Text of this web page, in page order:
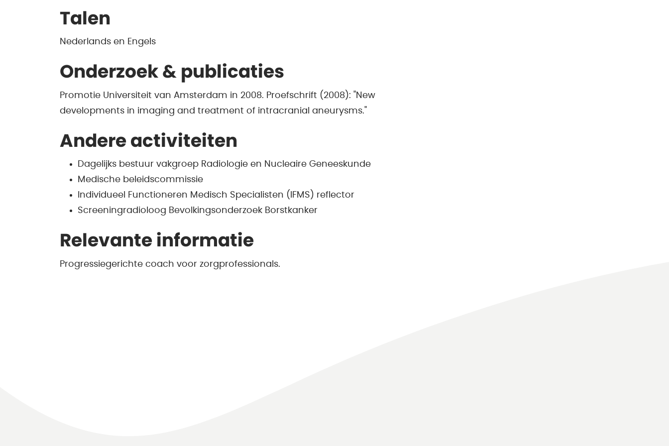
Talen
Nederlands en Engels
Onderzoek & publicaties
Promotie Universiteit van Amsterdam in 2008. Proefschrift (2008): "New
developments in imaging and treatment of intracranial aneurysms."
Andere activiteiten
Dagelijks bestuur vakgroep Radiologie en Nucleaire Geneeskunde
Medische beleidscommissie
Individueel Functioneren Medisch Specialisten (IFMS) reflector
Screeningradioloog Bevolkingsonderzoek Borstkanker
Relevante informatie
Progressiegerichte coach voor zorgprofessionals.